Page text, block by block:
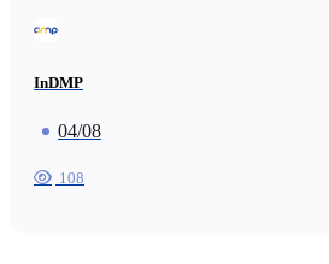
InDMP
04/08
108